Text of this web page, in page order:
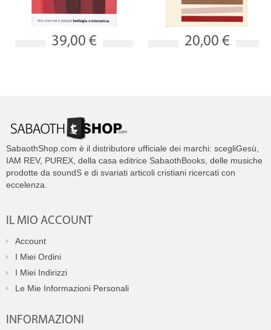
39,00 € 20,00 €
SabaothShop.com è il distributore ufficiale dei marchi: scegliGesù,
IAM REV, PUREX, della casa editrice SabaothBooks, delle musiche
prodotte da soundS e di svariati articoli cristiani ricercati con
eccelenza.
IL MIO ACCOUNT
Account
I Miei Ordini
I Miei Indirizzi
Le Mie Informazioni Personali
INFORMAZIONI